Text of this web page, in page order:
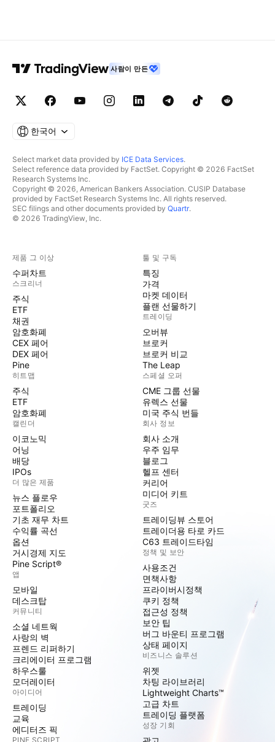
사람이 만든
한국어
Select market data provided by ICE Data Services.
Select reference data provided by FactSet. Copyright © 2026 FactSet
Research Systems Inc.
Copyright © 2026, American Bankers Association. CUSIP Database
provided by FactSet Research Systems Inc. All rights reserved.
SEC filings and other documents provided by Quartr.
© 2026 TradingView, Inc.
제품 그 이상
수퍼차트
스크리너
주식
ETF
채권
암호화폐
CEX 페어
DEX 페어
Pine
히트맵
주식
ETF
암호화폐
캘린더
이코노믹
어닝
배당
IPOs
더 많은 제품
뉴스 플로우
포트폴리오
기초 재무 차트
수익률 곡선
옵션
거시경제 지도
Pine Script®
앱
모바일
데스크탑
커뮤니티
소셜 네트웍
사랑의 벽
프렌드 리퍼하기
크리에이터 프로그램
하우스룰
모더레이터
아이디어
트레이딩
교육
에디터즈 픽
PINE SCRIPT
툴 및 구독
특징
가격
마켓 데이터
플랜 선물하기
트레이딩
오버뷰
브로커
브로커 비교
The Leap
스페셜 오퍼
CME 그룹 선물
유렉스 선물
미국 주식 번들
회사 정보
회사 소개
우주 임무
블로그
헬프 센터
커리어
미디어 키트
굿즈
트레이딩뷰 스토어
트레이더용 타로 카드
C63 트레이드타임
정책 및 보안
사용조건
면책사항
프라이버시정책
쿠키 정책
접근성 정책
보안 팁
버그 바운티 프로그램
상태 페이지
비즈니스 솔루션
위젯
차팅 라이브러리
Lightweight Charts™
고급 차트
트레이딩 플랫폼
성장 기회